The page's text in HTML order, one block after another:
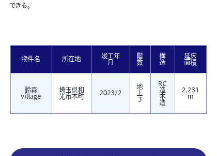
できる。
物件名 所在地 竣工年
月
階
数
構
造
延床
面積
鈴森
village
埼玉県和
光市本町
2023/2
地
上
3
RC
造
木
造
2,231
㎡